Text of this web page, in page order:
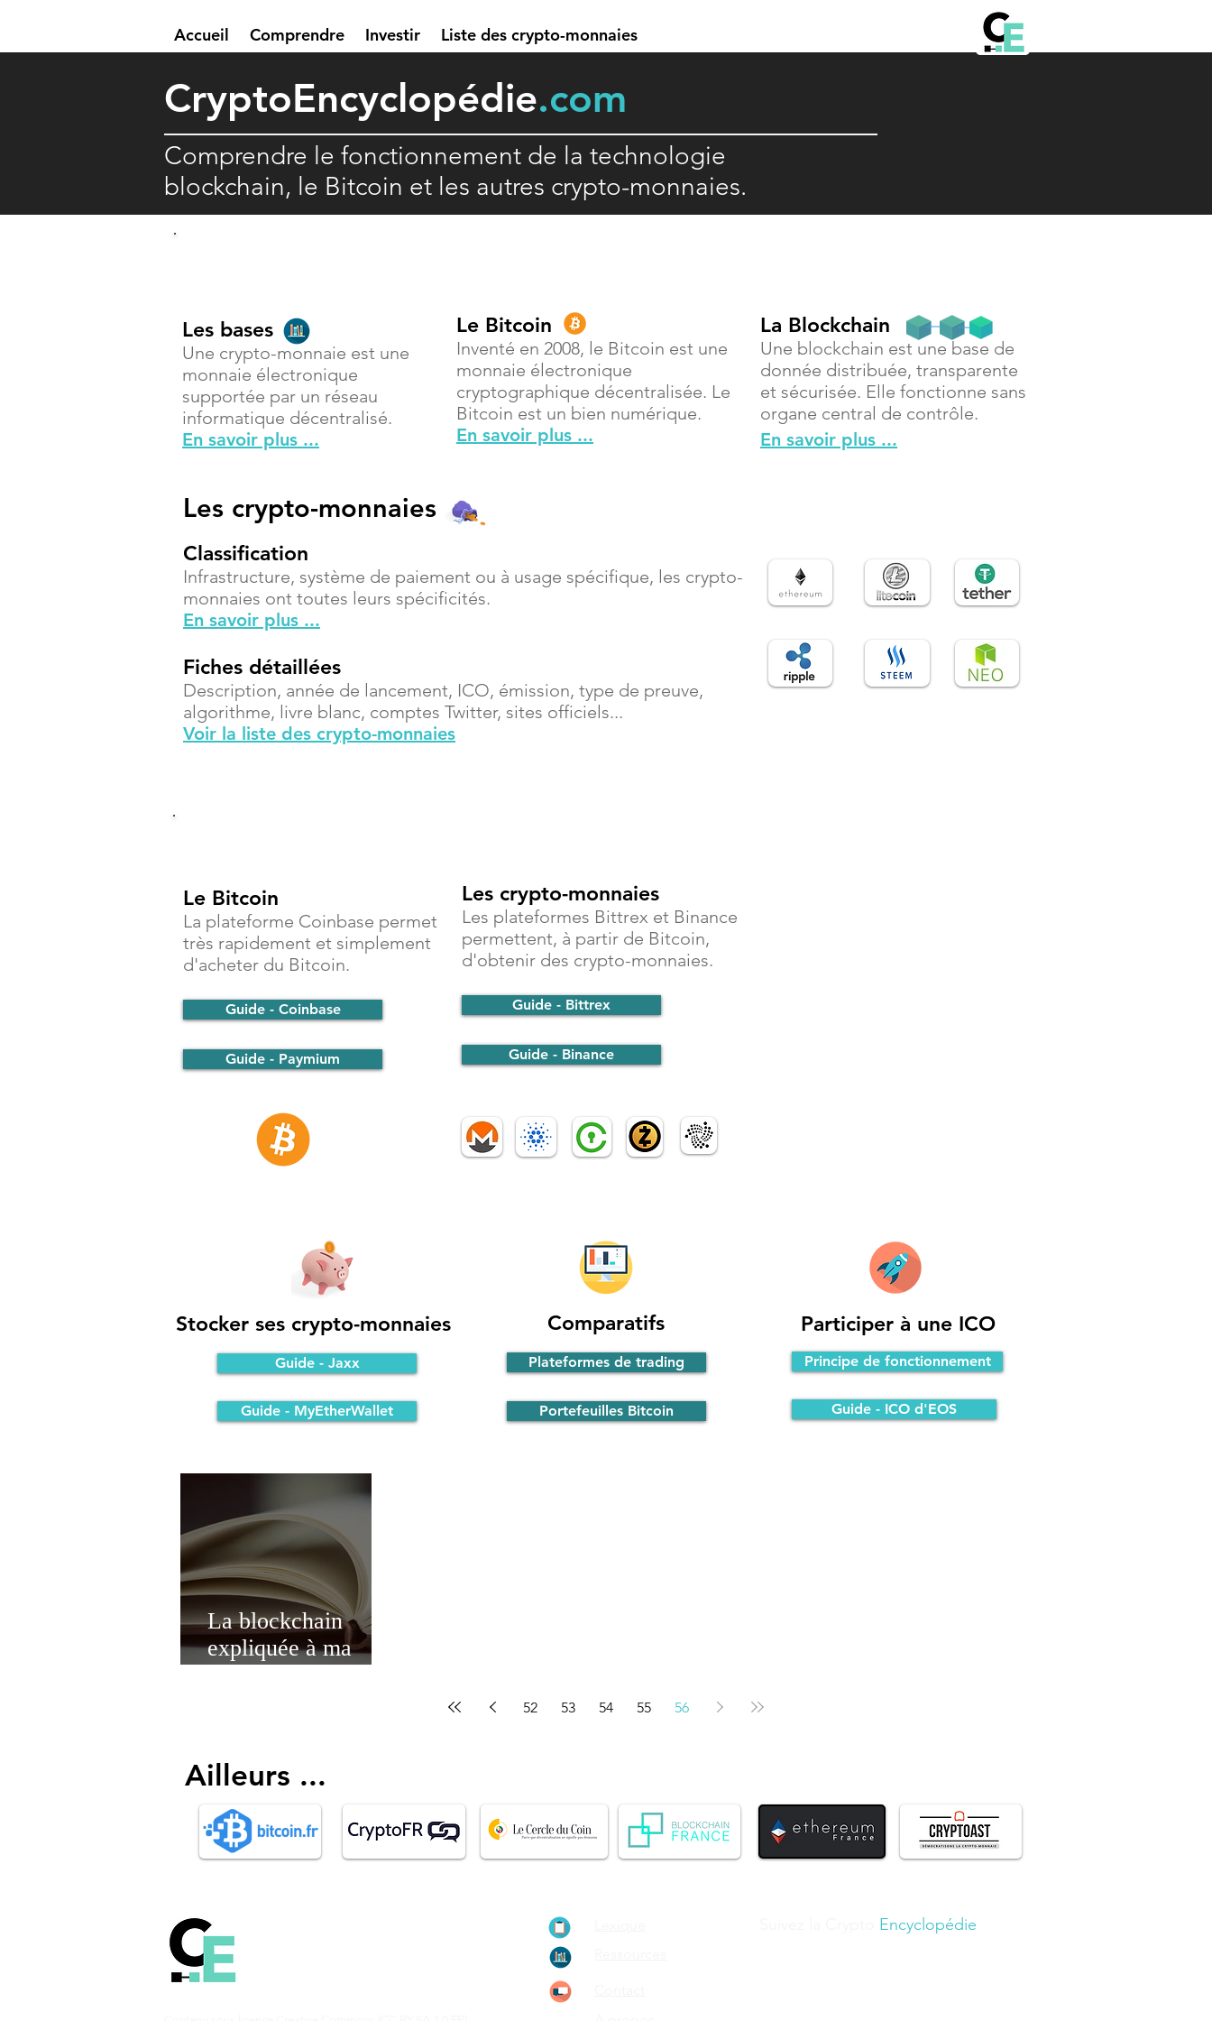
Accueil Comprendre Investir Liste des crypto-monnaies
CryptoEncyclopédie.com
Comprendre le fonctionnement de la technologie
blockchain, le Bitcoin et les autres crypto-monnaies.
Les bases
Une crypto-monnaie est une
monnaie électronique
supportée par un réseau
informatique décentralisé.
En savoir plus ...
Le Bitcoin
Inventé en 2008, le Bitcoin est une
monnaie électronique
cryptographique décentralisée. Le
Bitcoin est un bien numérique.
En savoir plus ...
La Blockchain
Une blockchain est une base de
donnée distribuée, transparente
et sécurisée. Elle fonctionne sans
organe central de contrôle.
En savoir plus ...
Les crypto-monnaies
Classification
Infrastructure, système de paiement ou à usage spécifique, les crypto-
monnaies ont toutes leurs spécificités.
En savoir plus ...
Fiches détaillées
Description, année de lancement, ICO, émission, type de preuve,
algorithme, livre blanc, comptes Twitter, sites officiels...
Voir la liste des crypto-monnaies
Le Bitcoin
La plateforme Coinbase permet
très rapidement et simplement
d'acheter du Bitcoin.
Guide - Coinbase
Guide - Paymium
Les crypto-monnaies
Les plateformes Bittrex et Binance
permettent, à partir de Bitcoin,
d'obtenir des crypto-monnaies.
Guide - Bittrex
Guide - Binance
Stocker ses crypto-monnaies Comparatifs
Guide - Jaxx Plateformes de trading
Guide - MyEtherWallet Portefeuilles Bitcoin
Participer à une ICO
Principe de fonctionnement
Guide - ICO d'EOS
La blockchain
expliquée à ma
52 53 54 55 56
Ailleurs ...
Encyclopédie